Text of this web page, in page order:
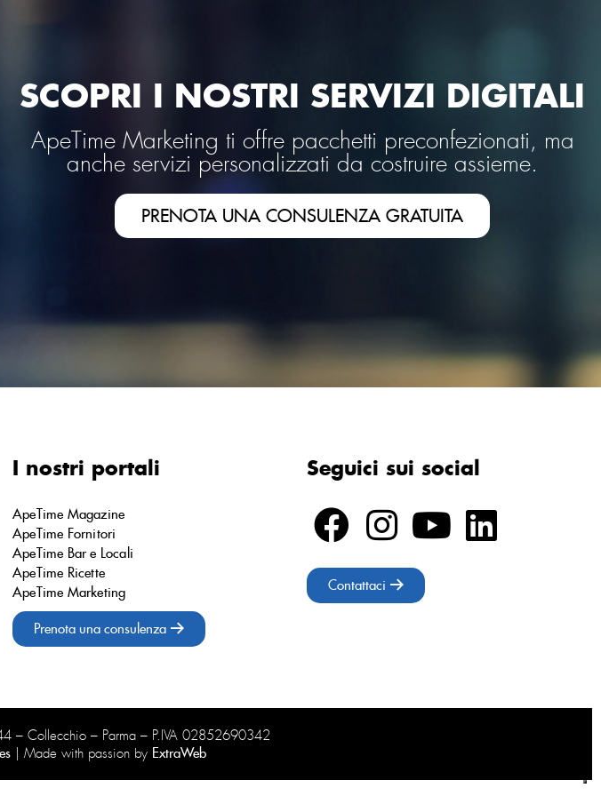
SCOPRI I NOSTRI SERVIZI DIGITALI
ApeTime Marketing ti offre pacchetti preconfezionati, ma
anche servizi personalizzati da costruire assieme.
PRENOTA UNA CONSULENZA GRATUITA
I nostri portali
ApeTime Magazine
ApeTime Fornitori
ApeTime Bar e Locali
ApeTime Ricette
ApeTime Marketing
Prenota una consulenza
Seguici sui social
Contattaci
– Collecchio – Parma – P.IVA 02852690342
| Made with passion by ExtraWeb